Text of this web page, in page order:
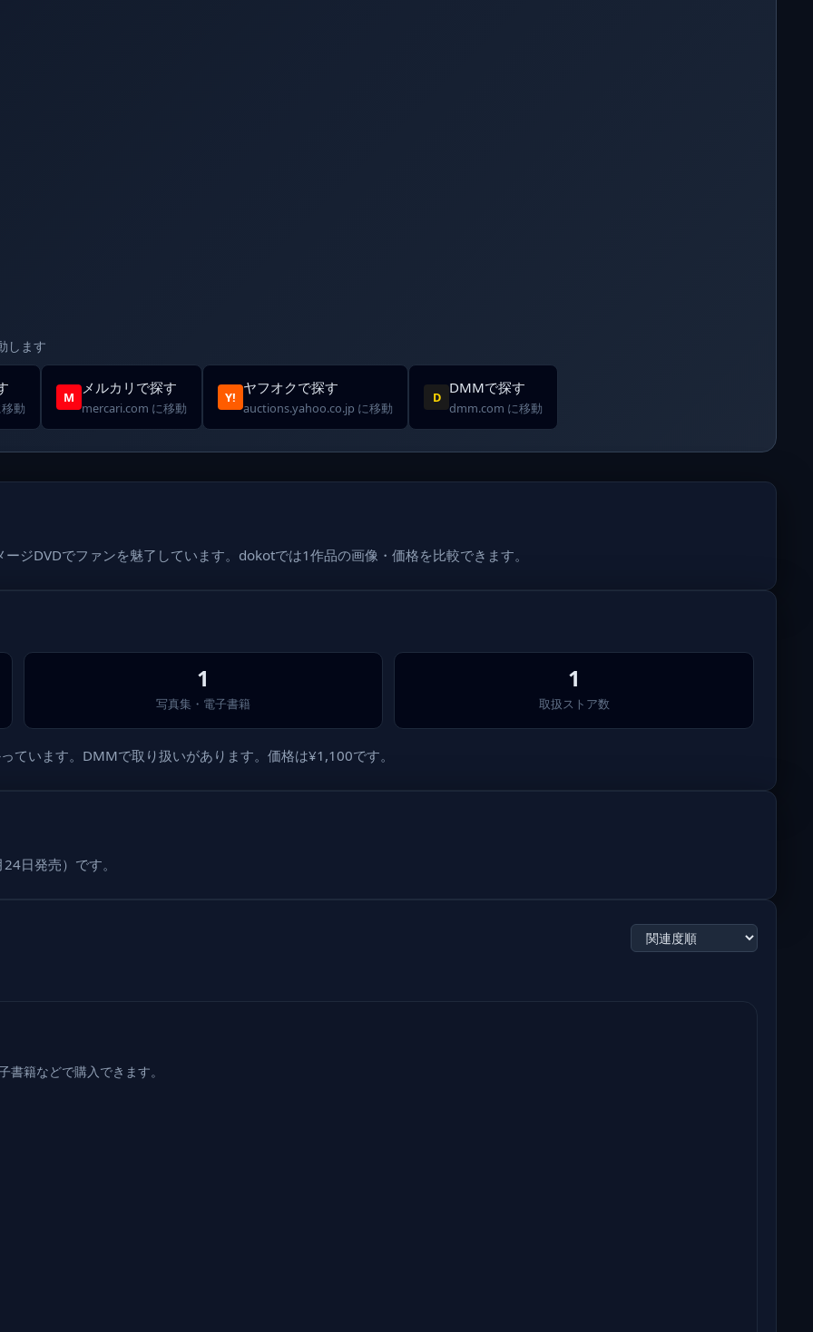
します
動
M
メルカリで探す
mercari.com に移動
Y!
ヤフオクで探す
auctions.yahoo.co.jp に移動
D
DMMで探す
dmm.com に移動
ジDVDでファンを魅了しています。dokotでは1作品の画像・価格を比較できます。
1
写真集・電子書籍
1
取扱ストア数
ています。DMMで取り扱いがあります。価格は¥1,100です。
日発売）です。
籍などで購入できます。